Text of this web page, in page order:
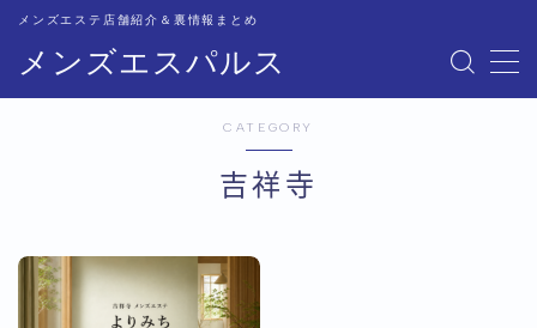
メンズエスパルス
メンズエステ店舗紹介＆裏情報まとめ
恵比寿比較
CATEGORY
吉祥寺